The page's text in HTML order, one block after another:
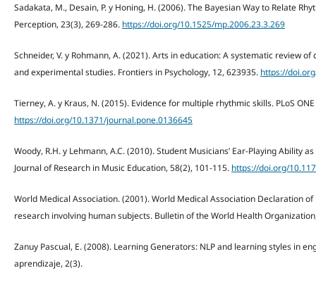
Sadakata, M., Desain, P. y Honing, H. (2006). The Bayesian Way to Relate
Perception, 23(3), 269-286. https://doi.org/10.1525/mp.2006.23.3.269
Schneider, V. y Rohmann, A. (2021). Arts in education: A systematic review
and experimental studies. Frontiers in Psychology, 12, 623935. https://
Tierney, A. y Kraus, N. (2015). Evidence for multiple rhythmic skills. PLoS
https://doi.org/10.1371/journal.pone.0136645
Woody, R.H. y Lehmann, A.C. (2010). Student Musicians’ Ear-Playing Ability
Journal of Research in Music Education, 58(2), 101-115. https://doi.org/
World Medical Association. (2001). World Medical Association Declaration
research involving human subjects. Bulletin of the World Health
Zanuy Pascual, E. (2008). Learning Generators: NLP and learning styles in
aprendizaje, 2(3).